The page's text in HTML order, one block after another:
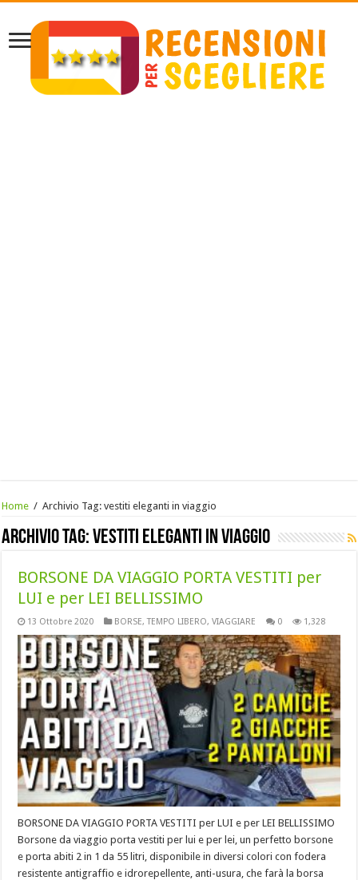
Home / Archivio Tag:vestiti eleganti in viaggio
Archivio Tag:vestiti eleganti in viaggio
BORSONE DA VIAGGIO PORTA VESTITI per
LUI e per LEI BELLISSIMO
13 Ottobre 2020 BORSE,TEMPO LIBERO,VIAGGIARE 0 1,328
BORSONE DA VIAGGIO PORTA VESTITI per LUI e per LEI BELLISSIMO
Borsone da viaggio porta vestiti per lui e per lei, un perfetto borsone
e porta abiti 2 in 1 da 55 litri, disponibile in diversi colori con fodera
resistente antigraffio e idrorepellente, anti-usura, che farà la borsa